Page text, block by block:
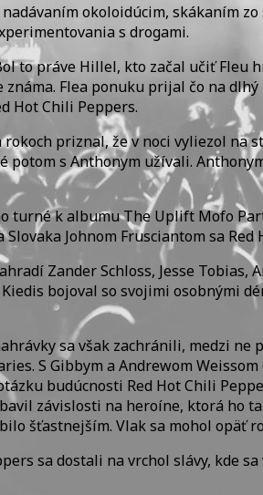
okoloidúcim, skákaním
s drogami.
to práve Hillel, kto začal učiť Fleu
Flea ponuku prijal čo na
Hot Chili Peppers.
priznal, že v noci vyliezol na
s Anthonym užívali.
turné k albumu The Uplift Mofo
Johnom Frusciantom sa
Zander Schloss, Jesse Tobias,
bojoval so svojimi osobnými
sa však zachránili, medzi ne
S Gibbym a Andrewom
budúcnosti Red Hot Chili
závislosti na heroíne, ktorá ho
šťastnejším. Vlak sa mohol opäť
sa dostali na vrchol slávy, kde